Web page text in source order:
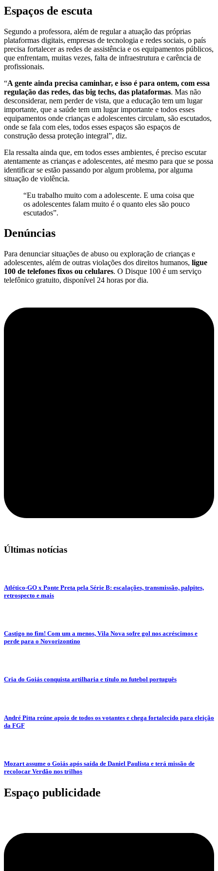
Espaços de escuta
Segundo a professora, além de regular a atuação das próprias
plataformas digitais, empresas de tecnologia e redes sociais, o país
precisa fortalecer as redes de assistência e os equipamentos públicos,
que enfrentam, muitas vezes, falta de infraestrutura e carência de
profissionais.
“A gente ainda precisa caminhar, e isso é para ontem, com essa
regulação das redes, das big techs, das plataformas. Mas não
desconsiderar, nem perder de vista, que a educação tem um lugar
importante, que a saúde tem um lugar importante e todos esses
equipamentos onde crianças e adolescentes circulam, são escutados,
onde se fala com eles, todos esses espaços são espaços de
construção dessa proteção integral”, diz.
Ela ressalta ainda que, em todos esses ambientes, é preciso escutar
atentamente as crianças e adolescentes, até mesmo para que se possa
identificar se estão passando por algum problema, por alguma
situação de violência.
“Eu trabalho muito com a adolescente. E uma coisa que
os adolescentes falam muito é o quanto eles são pouco
escutados”.
Denúncias
Para denunciar situações de abuso ou exploração de crianças e
adolescentes, além de outras violações dos direitos humanos, ligue
100 de telefones fixos ou celulares. O Disque 100 é um serviço
telefônico gratuito, disponível 24 horas por dia.
Últimas notícias
Atlético-GO x Ponte Preta pela Série B: escalações, transmissão, palpites,
retrospecto e mais
Castigo no fim! Com um a menos, Vila Nova sofre gol nos acréscimos e
perde para o Novorizontino
Cria do Goiás conquista artilharia e título no futebol português
André Pitta reúne apoio de todos os votantes e chega fortalecido para eleição
da FGF
Mozart assume o Goiás após saída de Daniel Paulista e terá missão de
recolocar Verdão nos trilhos
Espaço publicidade